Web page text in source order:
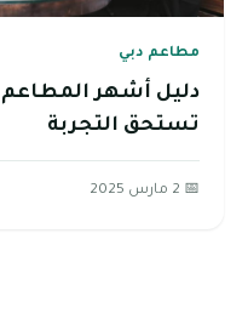
مطاعم دبي
دليل أشهر المطاعم
تستحق التجربة
📅 2 مارس 2025